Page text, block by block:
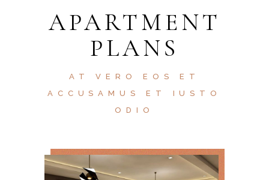
APARTMENT
PLANS
AT VERO EOS ET
ACCUSAMUS ET IUSTO
ODIO